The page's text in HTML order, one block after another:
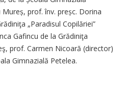
Mureș, prof. înv. preșc. Dorina
„Paradisul Copilăriei”
Gafincu de la Grădiniţa
prof. Carmen Nicoară (director)
Gimnazială Petelea.